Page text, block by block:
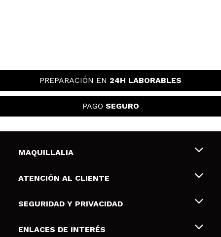
PREPARACIÓN EN 24H LABORABLES
PAGO SEGURO
MAQUILLALIA
Sobre nosotros
Tarjetas de Regalo
ATENCIÓN AL CLIENTE
Envíos y devoluciones
Formas de pago
SEGURIDAD Y PRIVACIDAD
Terminos y condiciones de uso
ENLACES DE INTERÉS